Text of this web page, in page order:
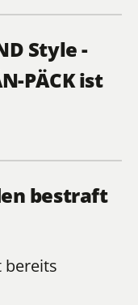
Style -
PÄCK ist
bestraft
bereits